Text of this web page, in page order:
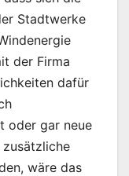
Stadtwerke
der Firma
dafür
oder gar neue
wäre das